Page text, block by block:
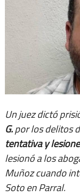
Un juez dictó
G.por los delitos
tentativa y
lesionó a los
Muñoz cuando
Soto en Parral.